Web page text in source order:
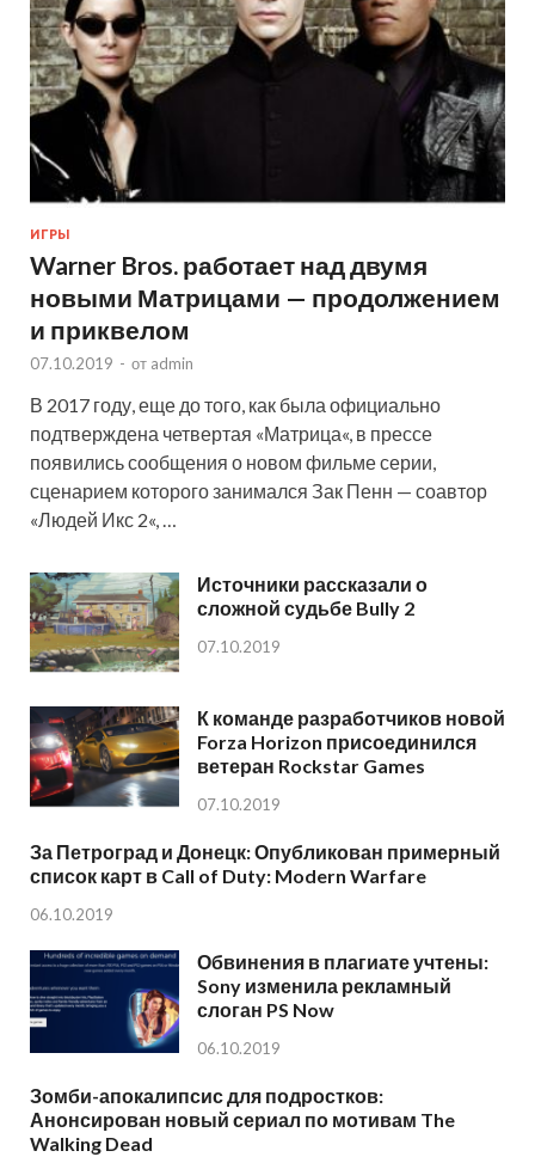
ИГРЫ
Warner Bros. работает над двумя
новыми Матрицами — продолжением
и приквелом
07.10.2019 - от admin
В 2017 году, еще до того, как была официально
подтверждена четвертая «Матрица«, в прессе
появились сообщения о новом фильме серии,
сценарием которого занимался Зак Пенн — соавтор
«Людей Икс 2«, …
Источники рассказали о
сложной судьбе Bully 2
07.10.2019
К команде разработчиков новой
Forza Horizon присоединился
ветеран Rockstar Games
07.10.2019
За Петроград и Донецк: Опубликован примерный
список карт в Call of Duty: Modern Warfare
06.10.2019
Обвинения в плагиате учтены:
Sony изменила рекламный
слоган PS Now
06.10.2019
Зомби-апокалипсис для подростков:
Анонсирован новый сериал по мотивам The
Walking Dead